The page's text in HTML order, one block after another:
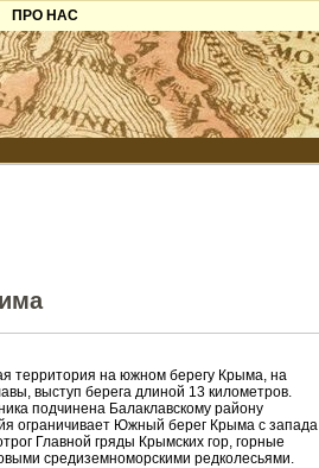
ПРО НАС
Контакти
Партнерам
Додати готель
территория на южном берегу Крыма, на
выступ берега длиной 13 километров.
подчинена Балаклавскому району
ограничивает Южный берег Крыма с запада
Главной гряды Крымских гор, горные
средиземноморскими редколесьями.